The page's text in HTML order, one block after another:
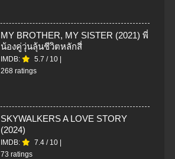
MY BROTHER, MY SISTER (2021) พี่
น้องคู่วุ่นลุ้นชีวิตหลักสี่
IMDB: 5.7 / 10 |
268 ratings
SKYWALKERS A LOVE STORY
(2024)
IMDB: 7.4 / 10 |
73 ratings